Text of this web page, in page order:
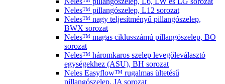
Neles™ pillangószelep, L12 sorozat
Neles™ nagy teljesítményű pillangószelep,
BWX sorozat
Neles™ magas ciklusszámú pillangószelep, BO
sorozat
Neles™ háromkaros szelep levegőleválasztó
egységekhez (ASU), BH sorozat
Neles Easyflow™ rugalmas ültetésű
pillangószelep, JA sorozat